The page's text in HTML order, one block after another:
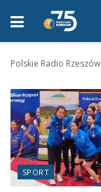
Polskie Radio Rzeszów
SPORT